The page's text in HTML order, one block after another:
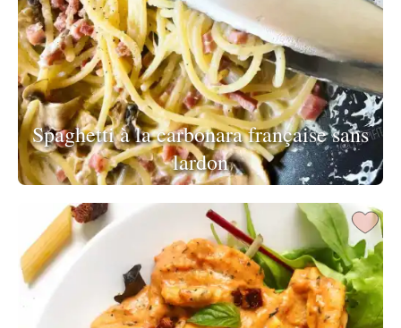
Spaghetti à la carbonara française sans
lardon